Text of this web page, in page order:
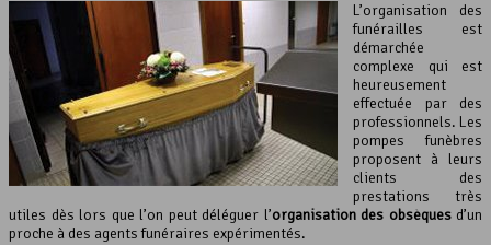
L’organisation des
funérailles est
démarchée
complexe qui est
heureusement
effectuée par des
professionnels. Les
pompes funèbres
proposent à leurs
clients des
prestations très
utiles dès lors que l’on peut déléguer l’organisation des obsèquesd’un
proche à des agents funéraires expérimentés.